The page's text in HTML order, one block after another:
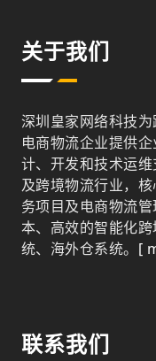
关于我们
深圳皇家网络科技
电商物流企业提供
计、开发和技术运
及跨境物流行业，
务项目及电商物流
本、高效的智能化
统、海外仓系统。 [
联系我们